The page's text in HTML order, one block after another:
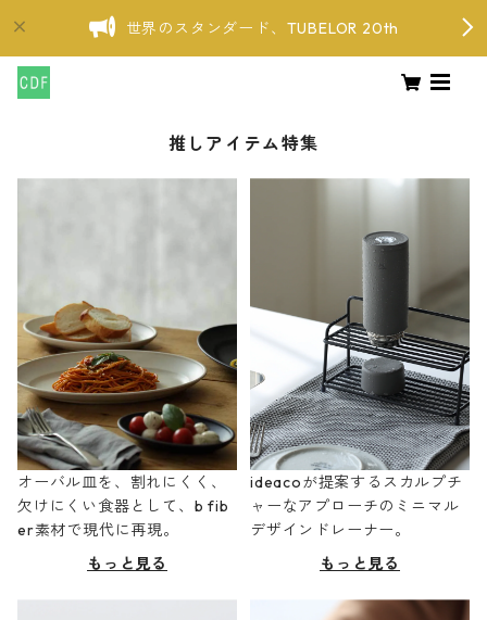
世界のスタンダード、TUBELOR 20th
推しアイテム特集
オーバル皿を、割れにくく、
欠けにくい食器として、b fib
er素材で現代に再現。
もっと見る
ideacoが提案するスカルプチ
ャーなアプローチのミニマル
デザインドレーナー。
もっと見る